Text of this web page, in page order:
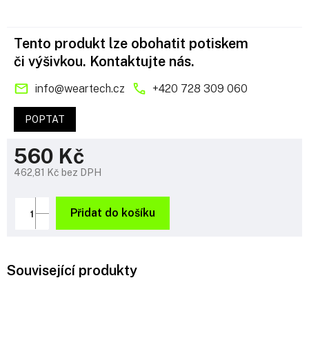
560 Kč
462,81 Kč bez DPH
cena:
Přidat do košíku
Tento produkt lze obohatit potiskem
či výšivkou. Kontaktujte nás.
info@weartech.cz +420 728 309 060
POPTAT
Související produkty